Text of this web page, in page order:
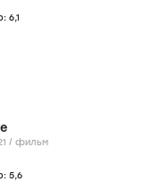
6,1
/ фильм
5,6